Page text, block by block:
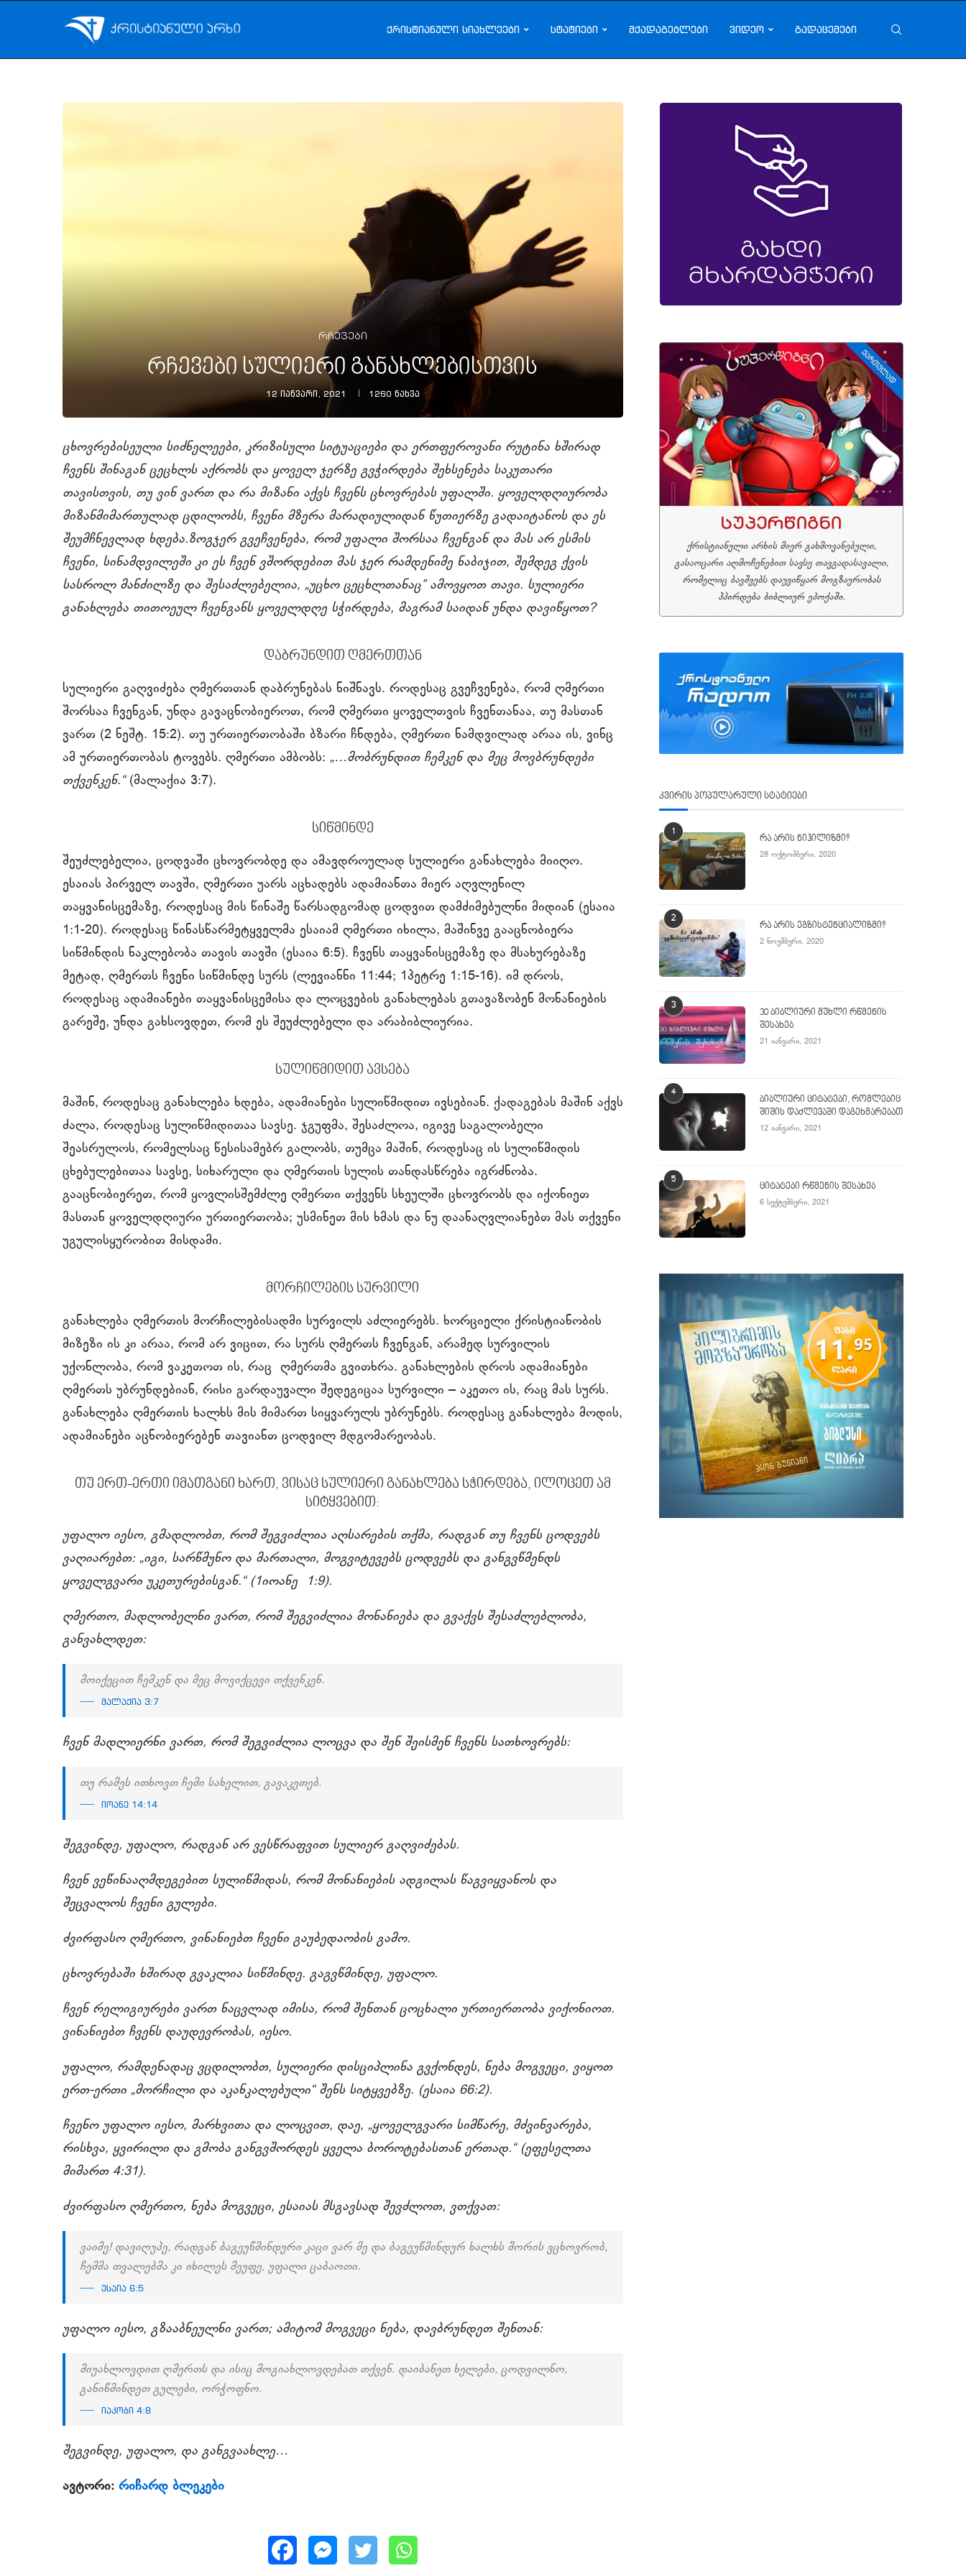
ქრისტიანული სიახლეები სტატიები მქადაგებლები ვიდეო გადაცემები
რჩევები
რჩევები სულიერი განახლებისთვის
12 იანვარი, 2021 1260 ნახვა
ცხოვრებისეული სიძნელეები, კრიზისული სიტუაციები და ერთფეროვანი რუტინა ხშირად
ჩვენს შინაგან ცეცხლს აქრობს და ყოველ ჯერზე გვჭირდება შეხსენება საკუთარი
თავისთვის, თუ ვინ ვართ და რა მიზანი აქვს ჩვენს ცხოვრებას უფალში. ყოველდღიურობა
მიზანმიმართულად ცდილობს, ჩვენი მზერა მარადიულიდან წუთიერზე გადაიტანოს და ეს
შეუმჩნევლად ხდება.ზოგჯერ გვეჩვენება, რომ უფალი შორსაა ჩვენგან და მას არ ესმის
ჩვენი, სინამდვილეში კი ეს ჩვენ ვშორდებით მას ჯერ რამდენიმე ნაბიჯით, შემდეგ ქვის
სასროლ მანძილზე და შესაძლებელია, „უცხო ცეცხლთანაც” ამოვყოთ თავი. სულიერი
განახლება თითოეულ ჩვენგანს ყოველდღე სჭირდება, მაგრამ საიდან უნდა დავიწყოთ?
დაბრუნდით ღმერთთან
სულიერი გაღვიძება ღმერთთან დაბრუნებას ნიშნავს. როდესაც გვეჩვენება, რომ ღმერთი
შორსაა ჩვენგან, უნდა გავაცნობიეროთ, რომ ღმერთი ყოველთვის ჩვენთანაა, თუ მასთან
ვართ (2 ნეშტ. 15:2). თუ ურთიერთობაში ბზარი ჩნდება, ღმერთი ნამდვილად არაა ის, ვინც
ამ ურთიერთობას ტოვებს. ღმერთი ამბობს: „…მობრუნდით ჩემკენ და მეც მოვბრუნდები
თქვენკენ.“(მალაქია 3:7).
სიწმინდე
შეუძლებელია, ცოდვაში ცხოვრობდე და ამავდროულად სულიერი განახლება მიიღო.
ესაიას პირველ თავში, ღმერთი უარს აცხადებს ადამიანთა მიერ აღვლენილ
თაყვანისცემაზე, როდესაც მის წინაშე წარსადგომად ცოდვით დამძიმებულნი მიდიან (ესაია
1:1-20). როდესაც წინასწარმეტყველმა ესაიამ ღმერთი იხილა, მაშინვე გააცნობიერა
სიწმინდის ნაკლებობა თავის თავში (ესაია 6:5). ჩვენს თაყვანისცემაზე და მსახურებაზე
მეტად, ღმერთს ჩვენი სიწმინდე სურს (ლევიანნი 11:44; 1პეტრე 1:15-16). იმ დროს,
როდესაც ადამიანები თაყვანისცემისა და ლოცვების განახლებას გთავაზობენ მონანიების
გარეშე, უნდა გახსოვდეთ, რომ ეს შეუძლებელი და არაბიბლიურია.
სულიწმიდით ავსება
მაშინ, როდესაც განახლება ხდება, ადამიანები სულიწმიდით ივსებიან. ქადაგებას მაშინ აქვს
ძალა, როდესაც სულიწმიდითაა სავსე. ჯგუფმა, შესაძლოა, იგივე საგალობელი
შეასრულოს, რომელსაც წესისამებრ გალობს, თუმცა მაშინ, როდესაც ის სულიწმიდის
ცხებულებითაა სავსე, სიხარული და ღმერთის სულის თანდასწრება იგრძნობა.
გააცნობიერეთ, რომ ყოვლისშემძლე ღმერთი თქვენს სხეულში ცხოვრობს და იქონიეთ
მასთან ყოველდღიური ურთიერთობა; უსმინეთ მის ხმას და ნუ დაანაღვლიანებთ მას თქვენი
უგულისყურობით მისდამი.
მორჩილების სურვილი
განახლება ღმერთის მორჩილებისადმი სურვილს აძლიერებს. ხორციელი ქრისტიანობის
მიზეზი ის კი არაა, რომ არ ვიცით, რა სურს ღმერთს ჩვენგან, არამედ სურვილის
უქონლობა, რომ ვაკეთოთ ის, რაც ღმერთმა გვითხრა. განახლების დროს ადამიანები
ღმერთს უბრუნდებიან, რისი გარდაუვალი შედეგიცაა სურვილი – აკეთო ის, რაც მას სურს.
განახლება ღმერთის ხალხს მის მიმართ სიყვარულს უბრუნებს. როდესაც განახლება მოდის,
ადამიანები აცნობიერებენ თავიანთ ცოდვილ მდგომარეობას.
თუ ერთ-ერთი იმათგანი ხართ, ვისაც სულიერი განახლება სჭირდება, ილოცეთ ამ
სიტყვებით:
უფალო იესო, გმადლობთ, რომ შეგვიძლია აღსარების თქმა, რადგან თუ ჩვენს ცოდვებს
ვაღიარებთ: „იგი, სარწმუნო და მართალი, მოგვიტევებს ცოდვებს და განგვწმენდს
ყოველგვარი უკეთურებისგან.“ (1იოანე 1:9).
ღმერთო, მადლობელნი ვართ, რომ შეგვიძლია მონანიება და გვაქვს შესაძლებლობა,
განვახლდეთ:
მოიქეცით ჩემკენ და მეც მოვიქცევი თქვენკენ.
მალაქია 3:7
ჩვენ მადლიერნი ვართ, რომ შეგვიძლია ლოცვა და შენ შეისმენ ჩვენს სათხოვრებს:
თუ რამეს ითხოვთ ჩემი სახელით, გავაკეთებ.
იოანე 14:14
შეგვინდე, უფალო, რადგან არ ვესწრაფვით სულიერ გაღვიძებას.
ჩვენ ვეწინააღმდეგებით სულიწმიდას, რომ მონანიების ადგილას წაგვიყვანოს და
შეცვალოს ჩვენი გულები.
ძვირფასო ღმერთო, ვინანიებთ ჩვენი გაუბედაობის გამო.
ცხოვრებაში ხშირად გვაკლია სიწმინდე. გაგვწმინდე, უფალო.
ჩვენ რელიგიურები ვართ ნაცვლად იმისა, რომ შენთან ცოცხალი ურთიერთობა ვიქონიოთ.
ვინანიებთ ჩვენს დაუდევრობას, იესო.
უფალო, რამდენადაც ვცდილობთ, სულიერი დისციპლინა გვქონდეს, ნება მოგვეცი, ვიყოთ
ერთ-ერთი „მორჩილი და აკანკალებული“ შენს სიტყვებზე. (ესაია 66:2).
ჩვენო უფალო იესო, მარხვითა და ლოცვით, დაე, „ყოველგვარი სიმწარე, მძვინვარება,
რისხვა, ყვირილი და გმობა განგვშორდეს ყველა ბოროტებასთან ერთად.“ (ეფესელთა
მიმართ 4:31).
ძვირფასო ღმერთო, ნება მოგვეცი, ესაიას მსგავსად შევძლოთ, ვთქვათ:
ვაიმე! დავიღუპე, რადგან ბაგეუწმინდური კაცი ვარ მე და ბაგეუწმინდურ ხალხს შორის ვცხოვრობ,
ჩემმა თვალებმა კი იხილეს მეუფე, უფალი ცაბაოთი.
ესაია 6:5
უფალო იესო, გზააბნეულნი ვართ; ამიტომ მოგვეცი ნება, დავბრუნდეთ შენთან:
მიუახლოვდით ღმერთს და ისიც მოგიახლოვდებათ თქვენ. დაიბანეთ ხელები, ცოდვილნო,
განიწმინდეთ გულები, ორჭოფნო.
იაკობი 4:8
შეგვინდე, უფალო, და განგვაახლე…
ავტორი: რიჩარდ ბლეკები
კვირის პოპულარული სტატიები
1
რა არის ნიჰილიზმი?
28 ოქტომბერი, 2020
2
რა არის ეგზისტენციალიზმი?
2 ნოემბერი, 2020
3
30 ბიბლიური მუხლი რწმენის
შესახებ
21 იანვარი, 2021
4
ბიბლიური ციტატები, რომლებიც
შიშის დაძლევაში დაგეხმარებათ
12 იანვარი, 2021
5
ციტატები რწმენის შესახებ
6 სექტემბერი, 2021